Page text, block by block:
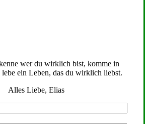
wer du wirklich bist, komme in
ein Leben, das du wirklich liebst.
Alles Liebe, Elias